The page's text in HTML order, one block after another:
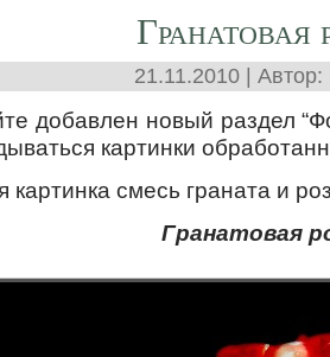
Гранатовая
21.11.2010 | Автор:
добавлен новый раздел
картинки
картинка смесь граната и
Гранатовая